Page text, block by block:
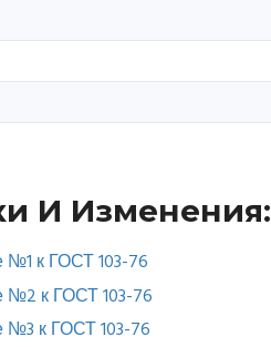
И Изменения:
к ГОСТ 103-76
№2 к ГОСТ 103-76
№3 к ГОСТ 103-76